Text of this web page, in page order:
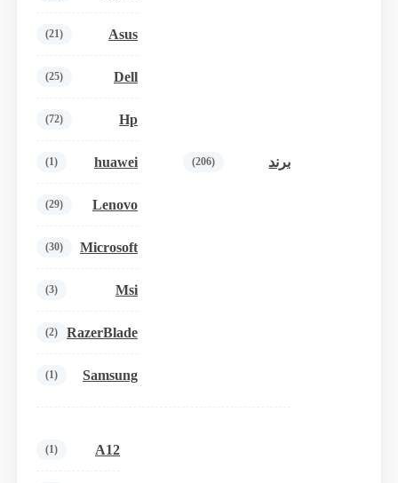
برند (206)
Asus
(21)
Dell
(25)
Hp
(72)
huawei
(1)
Lenovo
(29)
Microsoft
(30)
Msi
(3)
RazerBlade
(2)
Samsung
(1)
A12
(1)